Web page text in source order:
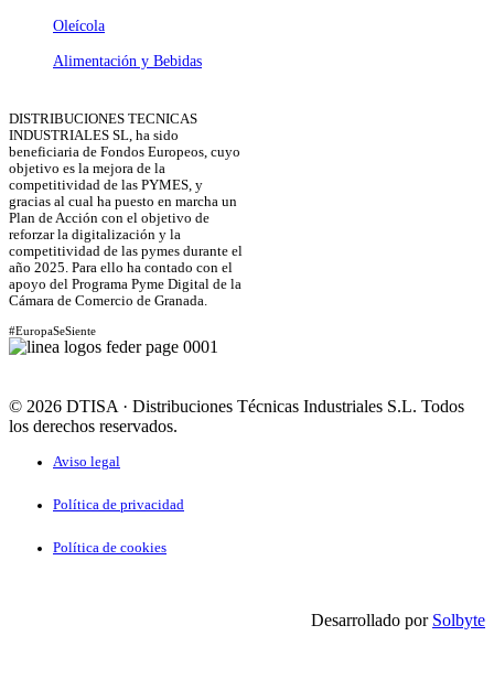
Oleícola
Alimentación y Bebidas
DISTRIBUCIONES TECNICAS
INDUSTRIALES SL, ha sido
beneficiaria de Fondos Europeos, cuyo
objetivo es la mejora de la
competitividad de las PYMES, y
gracias al cual ha puesto en marcha un
Plan de Acción con el objetivo de
reforzar la digitalización y la
competitividad de las pymes durante el
año 2025. Para ello ha contado con el
apoyo del Programa Pyme Digital de la
Cámara de Comercio de Granada.
#EuropaSeSiente
© 2026 DTISA · Distribuciones Técnicas Industriales S.L. Todos
los derechos reservados.
Aviso legal
Política de privacidad
Política de cookies
Desarrollado por Solbyte